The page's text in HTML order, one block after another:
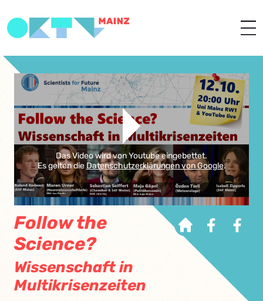
Das Video wird von Youtube eingebettet.
Es gelten dieDatenschutzerklärungen von Google.
Follow the
Science?
Wissenschaft in
Multikrisenzeiten